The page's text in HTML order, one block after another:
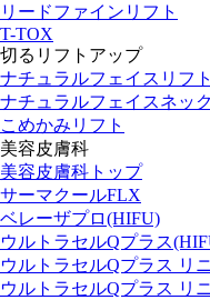
リードファインリフト
T-TOX
切るリフトアップ
ナチュラルフェイスリフト
ナチュラルフェイスネッ
こめかみリフト
美容皮膚科
美容皮膚科トップ
サーマクールFLX
ベレーザプロ(HIFU)
ウルトラセルQプラス
ウルトラセルQプラス リ
ウルトラセルQプラス リ